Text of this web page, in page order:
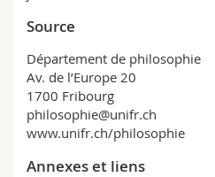
Source
Département de philosophie
Av. de l’Europe 20
1700 Fribourg
philosophie@unifr.ch
www.unifr.ch/philosophie
Annexes et liens